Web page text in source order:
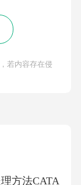
若内容存在侵
方法CATA